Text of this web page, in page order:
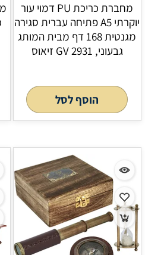
מחברת כריכת PU דמוי עור
יוקרתי A5 פתיחה עברית סגירה
מגנטית 168 דף מבית המותג
גבעוני, GV 2931 זיאוס
הוסף לסל